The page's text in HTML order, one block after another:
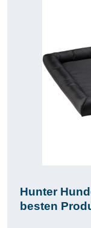
Hunter
besten